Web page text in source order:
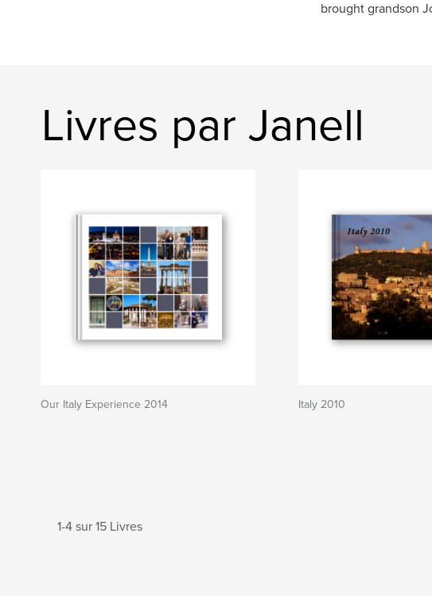
brought grandson
Livres par Janell
Our Italy Experience 2014 Italy 2010
1-4 sur 15 Livres